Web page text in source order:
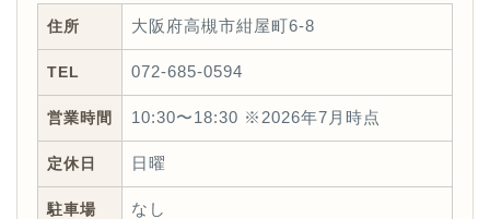
住所 大阪府高槻市紺屋町6-8
TEL 072-685-0594
営業時間 10:30〜18:30 ※2026年7月時点
定休日 日曜
駐車場 なし